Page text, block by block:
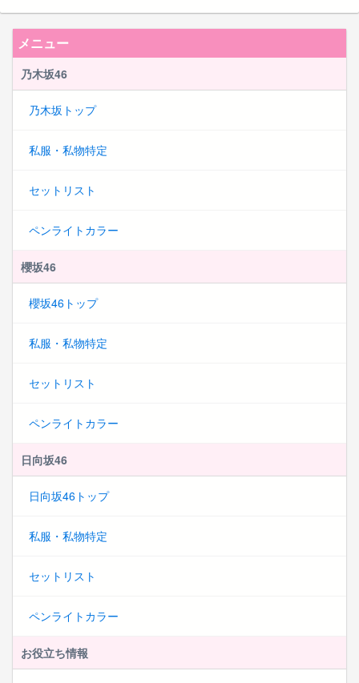
メニュー
乃木坂46
乃木坂トップ
私服・私物特定
セットリスト
ペンライトカラー
櫻坂46
櫻坂46トップ
私服・私物特定
セットリスト
ペンライトカラー
日向坂46
日向坂46トップ
私服・私物特定
セットリスト
ペンライトカラー
お役立ち情報